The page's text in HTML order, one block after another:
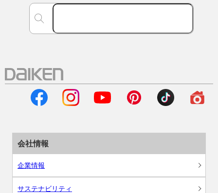
会社情報
企業情報
サステナビリティ